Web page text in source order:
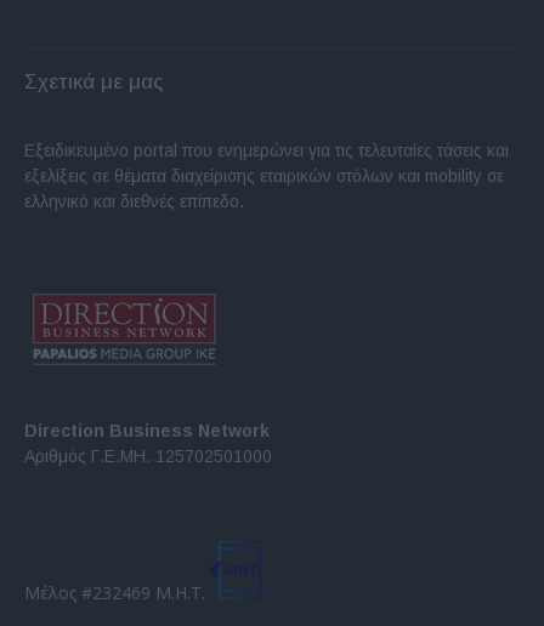
Σχετικά με μας
Εξειδικευμένο portal που ενημερώνει για τις τελευταίες τάσεις και
εξελίξεις σε θέματα διαχείρισης εταιρικών στόλων και mobility σε
ελληνικό και διεθνές επίπεδο.
Direction Business Network
Αριθμός Γ.Ε.ΜΗ. 125702501000
Μέλος #232469 Μ.Η.Τ.